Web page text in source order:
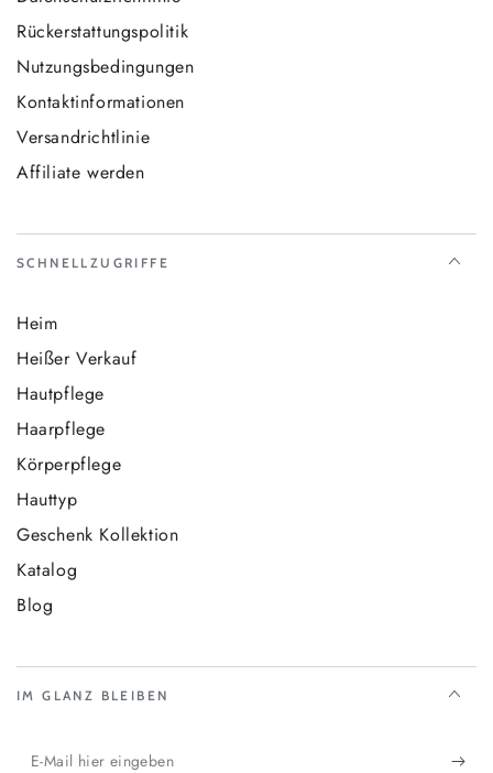
Rückerstattungspolitik
Nutzungsbedingungen
Kontaktinformationen
Versandrichtlinie
Affiliate werden
SCHNELLZUGRIFFE
Heim
Heißer Verkauf
Hautpflege
Haarpflege
Körperpflege
Hauttyp
Geschenk Kollektion
Katalog
Blog
IM GLANZ BLEIBEN
E-